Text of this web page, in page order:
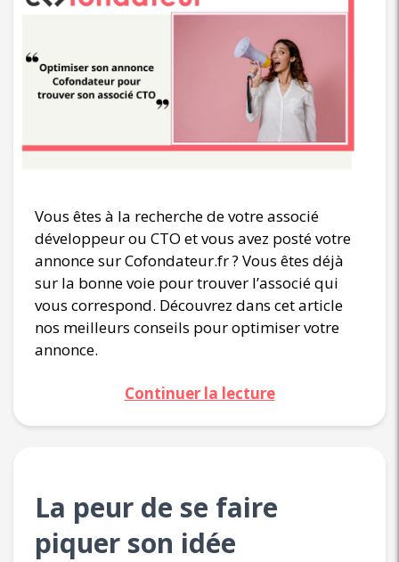
Vous êtes à la recherche de votre associé
développeur ou CTO et vous avez posté votre
annonce sur Cofondateur.fr ? Vous êtes déjà
sur la bonne voie pour trouver l’associé qui
vous correspond. Découvrez dans cet article
nos meilleurs conseils pour optimiser votre
annonce.
Continuer la lecture
La peur de se faire
piquer son idée